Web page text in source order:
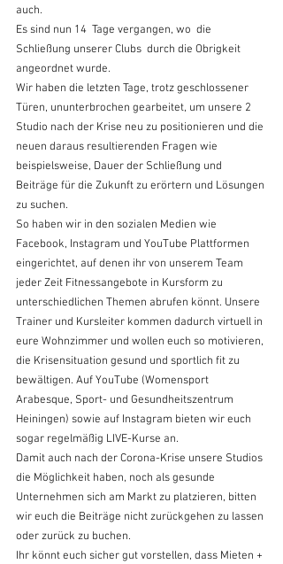
auch.
Es sind nun 14  Tage vergangen, wo  die
Schließung unserer Clubs  durch die Obrigkeit
angeordnet wurde.
Wir haben die letzten Tage, trotz geschlossener
Türen, ununterbrochen gearbeitet, um unsere 2
Studio nach der Krise neu zu positionieren und die
neuen daraus resultierenden Fragen wie
beispielsweise, Dauer der Schließung und
Beiträge für die Zukunft zu erörtern und Lösungen
zu suchen.
So haben wir in den sozialen Medien wie
Facebook, Instagram und YouTube Plattformen
eingerichtet, auf denen ihr von unserem Team
jeder Zeit Fitnessangebote in Kursform zu
unterschiedlichen Themen abrufen könnt. Unsere
Trainer und Kursleiter kommen dadurch virtuell in
eure Wohnzimmer und wollen euch so motivieren,
die Krisensituation gesund und sportlich fit zu
bewältigen. Auf YouTube (Womensport
Arabesque, Sport- und Gesundheitszentrum
Heiningen) sowie auf Instagram bieten wir euch
sogar regelmäßig LIVE-Kurse an.
Damit auch nach der Corona-Krise unsere Studios
die Möglichkeit haben, noch als gesunde
Unternehmen sich am Markt zu platzieren, bitten
wir euch die Beiträge nicht zurückgehen zu lassen
oder zurück zu buchen.
Ihr könnt euch sicher gut vorstellen, dass Mieten +